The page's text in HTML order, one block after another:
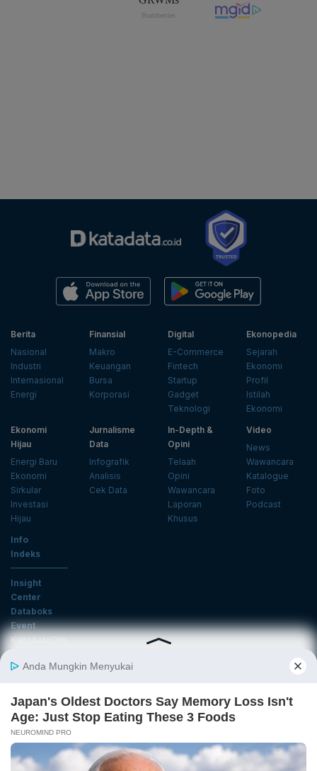
Berita
Nasional
Industri
Internasional
Energi
Finansial
Makro
Keuangan
Bursa
Korporasi
Digital
E-Commerce
Fintech
Startup
Gadget
Teknologi
Ekonopedia
Sejarah
Ekonomi
Profil
Istilah
Ekonomi
Ekonomi
Hijau
Energi Baru
Ekonomi
Sirkular
Investasi
Hijau
Jurnalisme
Data
Infografik
Analisis
Cek Data
In-Depth &
Opini
Telaah
Opini
Wawancara
Laporan
Khusus
Video
News
Wawancara
Katalogue
Foto
Podcast
Info
Indeks
Insight
Center
Databoks
Event
KatadataOto
Email
Daftar